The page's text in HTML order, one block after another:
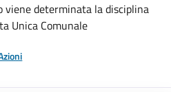
viene determinata la disciplina
Unica Comunale